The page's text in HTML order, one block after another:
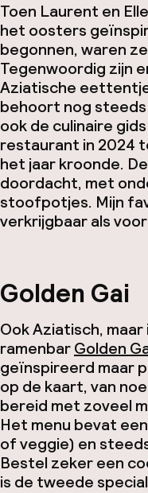
Toen Laurent en
het oosters
begonnen, waren
Tegenwoordig zijn
Aziatische
behoort nog
ook de culinaire
restaurant in 2024
het jaar kroonde.
doordacht, met
stoofpotjes. Mijn
verkrijgbaar als
Golden Gai
Ook Aziatisch,
ramenbarGolden
geïnspireerd maar
op de kaart, van
bereid met zoveel
Het menu bevat
of veggie) en
Bestel zeker een
is de tweede